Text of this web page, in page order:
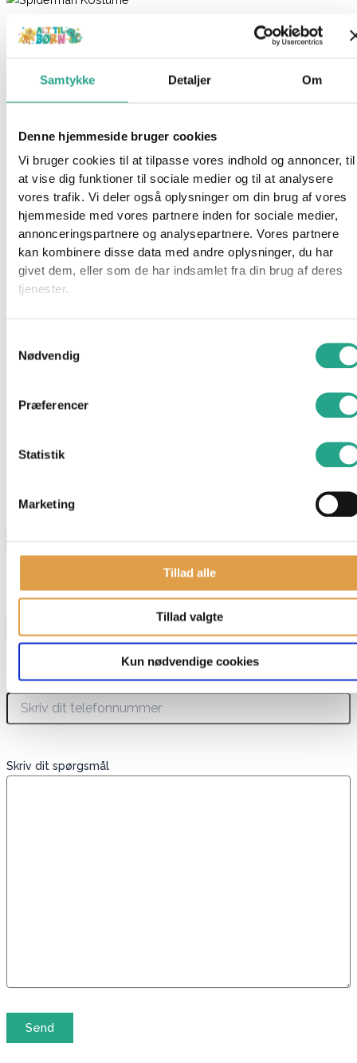
Samtykke Detaljer Om
Denne hjemmeside bruger cookies
Vi bruger cookies til at tilpasse vores indhold og annoncer, til
at vise dig funktioner til sociale medier og til at analysere
vores trafik. Vi deler også oplysninger om din brug af vores
hjemmeside med vores partnere inden for sociale medier,
annonceringspartnere og analysepartnere. Vores partnere
kan kombinere disse data med andre oplysninger, du har
givet dem, eller som de har indsamlet fra din brug af deres
tjenester.
Nødvendig
Præferencer
Statistik
Marketing
Tillad alle
Tillad valgte
Kun nødvendige cookies
Spiderman Kostume 9-10 år
Spiderman Kostume 9-10 år antal
Læg i kurv
Varenummer94702Kategorier Legetøj,Udklædning
Beskrivelse
Spørg om produktet
Denne luksuriøse spider-man-dragt er smukt detaljeret med
Alder: 9-10 år
Har du spørgsmål til denne vare?
E-mail*
Telefon
Skriv dit spørgsmål